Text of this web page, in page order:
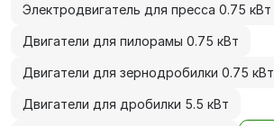
Электродвигатель для пресса 0.75 кВт
Двигатели для пилорамы 0.75 кВт
Двигатели для зернодробилки 0.75 кВт
Двигатели для дробилки 5.5 кВт